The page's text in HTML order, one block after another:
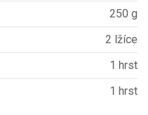
250 g
2 lžíce
1 hrst
1 hrst